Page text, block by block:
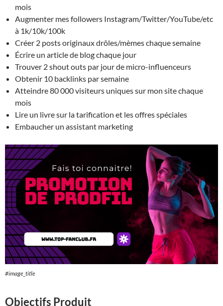
mois
Augmenter mes followers Instagram/Twitter/YouTube/etc
à 1k/10k/100k
Créer 2 posts originaux drôles/mèmes chaque semaine
Écrire un article de blog chaque jour
Trouver 2 shout outs par jour de micro-influenceurs
Obtenir 10 backlinks par semaine
Atteindre 80 000 visiteurs uniques sur mon site chaque
mois
Lire un livre sur la tarification et les offres spéciales
Embaucher un assistant marketing
#image_title
Objectifs Produit